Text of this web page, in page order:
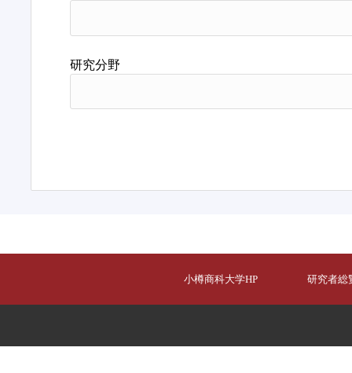
研究分野
小樽商科大学HP 研究者総